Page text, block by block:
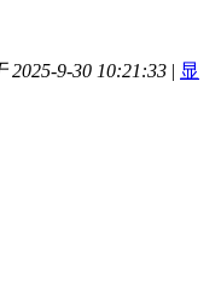
2025-9-30 10:21:33 | 显